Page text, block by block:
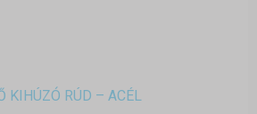
KIHÚZÓ RÚD – ACÉL